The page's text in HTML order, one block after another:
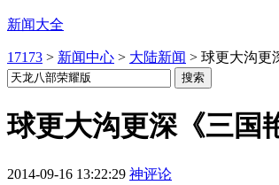
新闻大全
17173 > 新闻中心 > 大陆新闻 > 球更大沟更
球更大沟更深《三国
2014-09-16 13:22:29 神评论